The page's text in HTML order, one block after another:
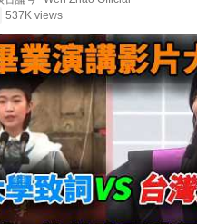
537K views